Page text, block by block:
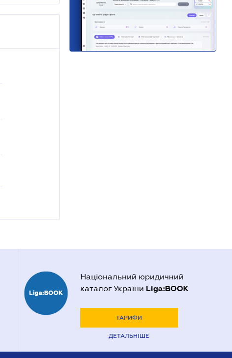
Національний юридичний
каталог України Liga:BOOK
ТАРИФИ
ДЕТАЛЬНІШЕ